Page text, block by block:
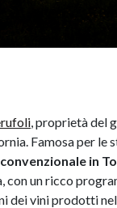
, proprietà del
Famosa per
in
con un ricco
dei vini prodotti